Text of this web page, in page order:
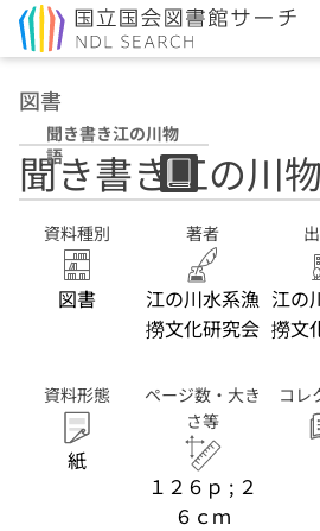
図書
聞き書き江の川物
語
聞き書き江の川
資料種別
図書
著者
江の川水系漁
撈文化研究会
江の
撈文
資料形態
紙
ページ数・大き
さ等
１２６ｐ ; ２
６ｃｍ
コレ